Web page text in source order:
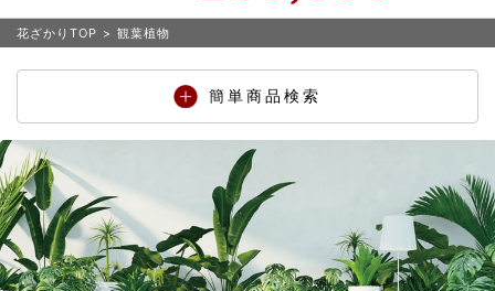
花ざかりTOP > 観葉植物
簡単商品検索